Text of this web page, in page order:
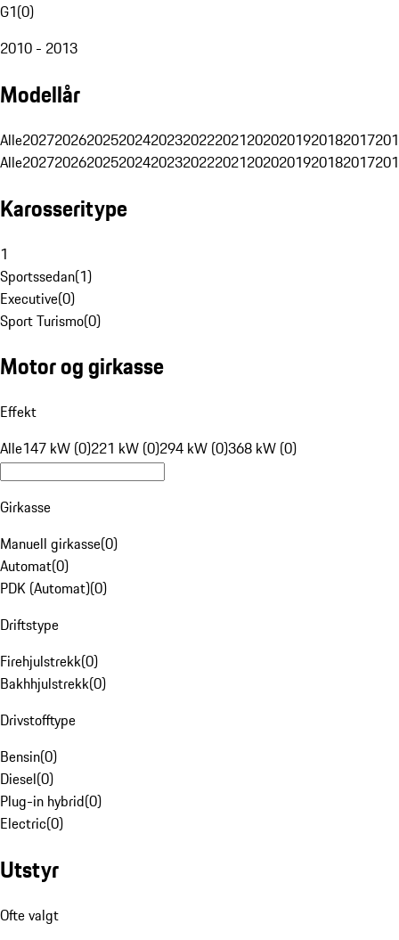
G1(0)
2010 - 2013
Modellår
Alle20272026202520242023202220212020201920182017
Alle20272026202520242023202220212020201920182017
Karosseritype
1
Sportssedan(1)
Executive(0)
Sport Turismo(0)
Motor og girkasse
Effekt
Alle147 kW (0)221 kW (0)294 kW (0)368 kW (0)
Girkasse
Manuell girkasse(0)
Automat(0)
PDK (Automat)(0)
Driftstype
Firehjulstrekk(0)
Bakhhjulstrekk(0)
Drivstofftype
Bensin(0)
Diesel(0)
Plug-in hybrid(0)
Electric(0)
Utstyr
Ofte valgt